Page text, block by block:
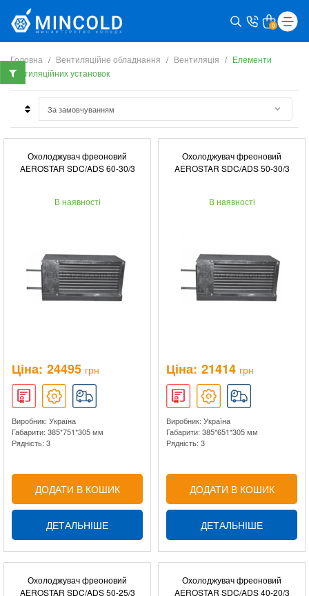
0
Головна Вентиляційне обладнання Вентиляція
Елементи
вентиляційних установок
Охолоджувач фреоновий
AEROSTAR SDC/ADS 60-30/3
В наявності
Ціна: 24495 грн
Виробник: Україна
Габарити: 385*751*305 мм
Рядність: 3
ДОДАТИ В КОШИК
ДЕТАЛЬНІШЕ
Охолоджувач фреоновий
AEROSTAR SDC/ADS 50-30/3
В наявності
Ціна: 21414 грн
Виробник: Україна
Габарити: 385*651*305 мм
Рядність: 3
ДОДАТИ В КОШИК
ДЕТАЛЬНІШЕ
Охолоджувач фреоновий
AEROSTAR SDC/ADS 50-25/3
Охолоджувач фреоновий
AEROSTAR SDC/ADS 40-20/3